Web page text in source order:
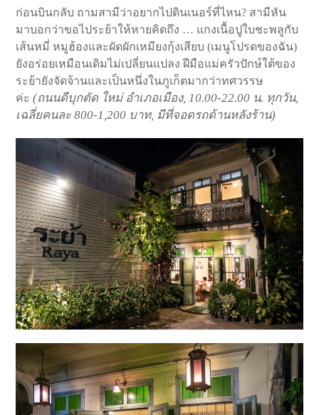
ก่อนบินกลับ ถามสามีว่าอยากไปดินเนอร์ที่ไหน? สามีหัน
มาบอกว่าขอไประย้าให้หายคิดถึง … แกงเนื้อปูใบชะพลูกับ
เส้นหมี่ หมูฮ้องและผัดผักเหมียงกุ้งเสียบ (เมนูโปรดของฉัน)
ยังอร่อยเหมือนเดิมไม่เปลี่ยนแปลง ฝีมือแม่ครัวปักษ์ใต้ของ
ระย้ายังจัดจ้านและเป็นหนึ่งในภูเก็ตมากว่าทศวรรษ
ค่ะ (ถนนดีบุกตัด ใหม่ อำเภอเมือง, 10.00-22.00 น. ทุกวัน,
เฉลี่ยคนละ 800-1,200 บาท, มีที่จอดรถด้านหลังร้าน)